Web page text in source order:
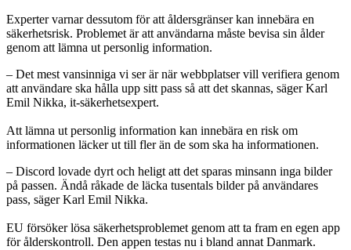
Experter varnar dessutom för att åldersgränser kan innebära en
säkerhetsrisk. Problemet är att användarna måste bevisa sin ålder
genom att lämna ut personlig information.
– Det mest vansinniga vi ser är när webbplatser vill verifiera genom
att användare ska hålla upp sitt pass så att det skannas, säger Karl
Emil Nikka, it-säkerhetsexpert.
Att lämna ut personlig information kan innebära en risk om
informationen läcker ut till fler än de som ska ha informationen.
– Discord lovade dyrt och heligt att det sparas minsann inga bilder
på passen. Ändå råkade de läcka tusentals bilder på användares
pass, säger Karl Emil Nikka.
EU försöker lösa säkerhetsproblemet genom att ta fram en egen app
för ålderskontroll. Den appen testas nu i bland annat Danmark.